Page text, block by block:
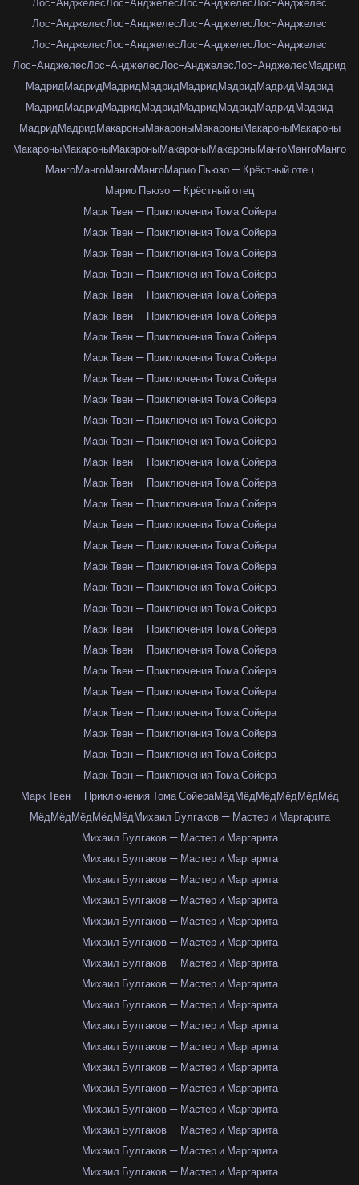
Лос-АнджелесЛос-АнджелесЛос-АнджелесЛос-Анджелес
Лос-АнджелесЛос-АнджелесЛос-АнджелесЛос-Анджелес
Лос-АнджелесЛос-АнджелесЛос-АнджелесЛос-Анджелес
Лос-АнджелесЛос-АнджелесЛос-АнджелесЛос-АнджелесМадрид
МадридМадридМадридМадридМадридМадридМадридМадрид
МадридМадридМадридМадридМадридМадридМадридМадрид
МадридМадридМакароныМакароныМакароныМакароныМакароны
МакароныМакароныМакароныМакароныМакароныМангоМангоМанго
МангоМангоМангоМангоМарио Пьюзо — Крёстный отец
Марио Пьюзо — Крёстный отец
Марк Твен — Приключения Тома Сойера
Марк Твен — Приключения Тома Сойера
Марк Твен — Приключения Тома Сойера
Марк Твен — Приключения Тома Сойера
Марк Твен — Приключения Тома Сойера
Марк Твен — Приключения Тома Сойера
Марк Твен — Приключения Тома Сойера
Марк Твен — Приключения Тома Сойера
Марк Твен — Приключения Тома Сойера
Марк Твен — Приключения Тома Сойера
Марк Твен — Приключения Тома Сойера
Марк Твен — Приключения Тома Сойера
Марк Твен — Приключения Тома Сойера
Марк Твен — Приключения Тома Сойера
Марк Твен — Приключения Тома Сойера
Марк Твен — Приключения Тома Сойера
Марк Твен — Приключения Тома Сойера
Марк Твен — Приключения Тома Сойера
Марк Твен — Приключения Тома Сойера
Марк Твен — Приключения Тома Сойера
Марк Твен — Приключения Тома Сойера
Марк Твен — Приключения Тома Сойера
Марк Твен — Приключения Тома Сойера
Марк Твен — Приключения Тома Сойера
Марк Твен — Приключения Тома Сойера
Марк Твен — Приключения Тома Сойера
Марк Твен — Приключения Тома Сойера
Марк Твен — Приключения Тома Сойера
Марк Твен — Приключения Тома СойераМёдМёдМёдМёдМёдМёд
МёдМёдМёдМёдМёдМихаил Булгаков — Мастер и Маргарита
Михаил Булгаков — Мастер и Маргарита
Михаил Булгаков — Мастер и Маргарита
Михаил Булгаков — Мастер и Маргарита
Михаил Булгаков — Мастер и Маргарита
Михаил Булгаков — Мастер и Маргарита
Михаил Булгаков — Мастер и Маргарита
Михаил Булгаков — Мастер и Маргарита
Михаил Булгаков — Мастер и Маргарита
Михаил Булгаков — Мастер и Маргарита
Михаил Булгаков — Мастер и Маргарита
Михаил Булгаков — Мастер и Маргарита
Михаил Булгаков — Мастер и Маргарита
Михаил Булгаков — Мастер и Маргарита
Михаил Булгаков — Мастер и Маргарита
Михаил Булгаков — Мастер и Маргарита
Михаил Булгаков — Мастер и Маргарита
Михаил Булгаков — Мастер и Маргарита